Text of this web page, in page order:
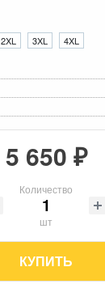
2XL 3XL 4XL
5 650 ₽
Количество
шт
КУПИТЬ